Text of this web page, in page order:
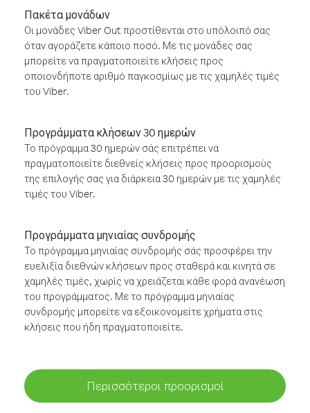
Πακέτα μονάδων
Οι μονάδες Viber Out προστίθενται στο υπόλοιπό σας
όταν αγοράζετε κάποιο ποσό. Με τις μονάδες σας
μπορείτε να πραγματοποιείτε κλήσεις προς
οποιονδήποτε αριθμό παγκοσμίως με τις χαμηλές τιμές
του Viber.
Προγράμματα κλήσεων 30 ημερών
Το πρόγραμμα 30 ημερών σάς επιτρέπει να
πραγματοποιείτε διεθνείς κλήσεις προς προορισμούς
της επιλογής σας για διάρκεια 30 ημερών με τις χαμηλές
τιμές του Viber.
Προγράμματα μηνιαίας συνδρομής
Το πρόγραμμα μηνιαίας συνδρομής σάς προσφέρει την
ευελιξία διεθνών κλήσεων προς σταθερά και κινητά σε
χαμηλές τιμές, χωρίς να χρειάζεται κάθε φορά ανανέωση
του προγράμματος. Με το πρόγραμμα μηνιαίας
συνδρομής μπορείτε να εξοικονομείτε χρήματα στις
κλήσεις που ήδη πραγματοποιείτε.
Περισσότεροι προορισμοί